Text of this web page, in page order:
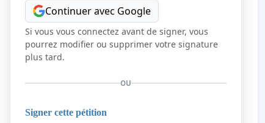
Continuer avec Google
Si vous vous connectez avant de signer, vous
pourrez modifier ou supprimer votre signature
plus tard.
OU
Signer cette pétition